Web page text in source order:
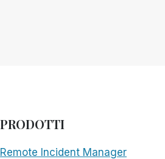
PRODOTTI
Remote Incident Manager